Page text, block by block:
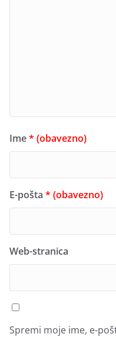
Ime* (obavezno)
E-pošta * (obavezno)
Web-stranica
Spremi moje ime, e-